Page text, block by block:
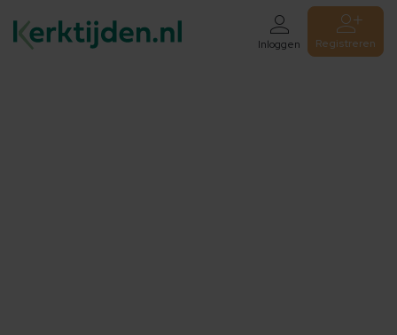
Inloggen Registreren